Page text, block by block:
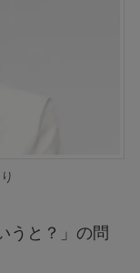
うと？」の問